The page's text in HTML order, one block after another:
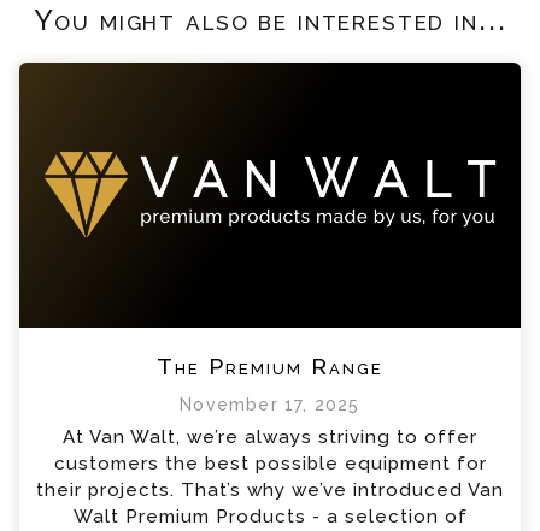
You might also be interested in...
The Premium Range
November 17, 2025
At Van Walt, we’re always striving to offer
customers the best possible equipment for
their projects. That’s why we’ve introduced Van
Walt Premium Products - a selection of